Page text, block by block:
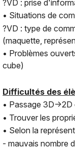
?VD : prise
• Situations de
?VD : type de
(maquette,
• Problèmes
cube)
Difficultés des
• Passage 3D-
• Trouver les
• Selon la
- mauvais nombre